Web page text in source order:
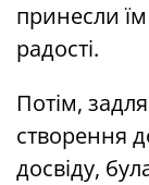
принесли
радості.
Потім,
створення
досвіду,